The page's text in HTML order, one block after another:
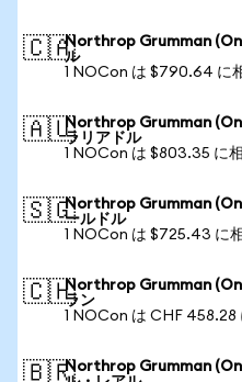
🇨🇦Northrop Grumman
ル
1 NOCon は $790.64 に
🇦🇺Northrop Grumman
ラリアドル
1 NOCon は $803.35 に
🇸🇬Northrop Grumman
ールドル
1 NOCon は $725.43 に
🇨🇭Northrop Grumman
ラン
1 NOCon は CHF 458.28
🇧🇷Northrop Grumman